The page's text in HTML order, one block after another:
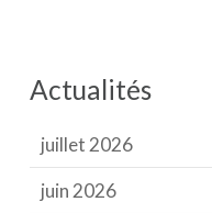
Actualités
juillet 2026
juin 2026